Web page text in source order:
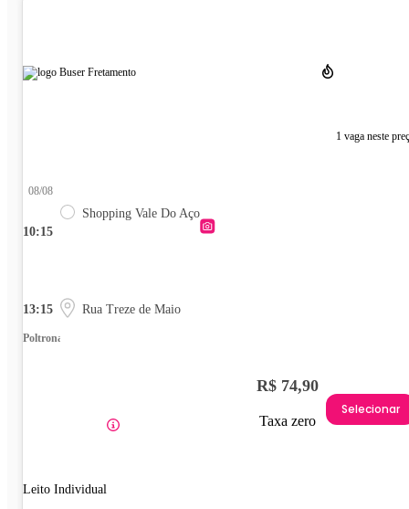
1 vaga neste
10:15
08/08
Shopping Vale Do Aço
13:15 Rua Treze de Maio
Poltrona
Leito Individual
R$ 74,90
Taxa zero
Selecionar